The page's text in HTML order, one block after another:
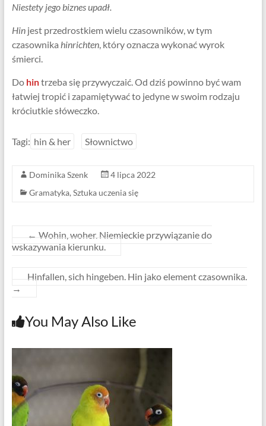
Niestety jego biznes upadł.
Hinjest przedrostkiem wielu czasowników, w tym
czasownika hinrichten, który oznacza wykonać wyrok
śmierci.
Do hintrzeba się przywyczaić. Od dziś powinno być wam
łatwiej tropić i zapamiętywać to jedyne w swoim rodzaju
króciutkie słóweczko.
Tagi: hin & her Słownictwo
Dominika Szenk
4 lipca 2022
Gramatyka, Sztuka uczenia się
← Wohin, woher. Niemieckie przywiązanie do
wskazywania kierunku.
Hinfallen, sich hingeben. Hin jako element czasownika.
→
You May Also Like